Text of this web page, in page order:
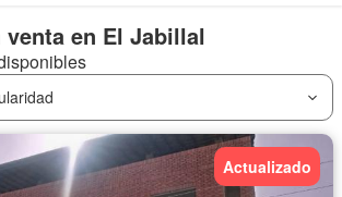
venta en El Jabillal
Actualizado